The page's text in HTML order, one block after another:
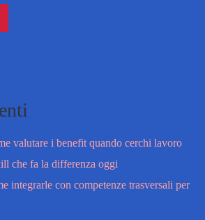
valutare i benefit quando cerchi lavoro
che fa la differenza oggi
integrarle con competenze trasversali per